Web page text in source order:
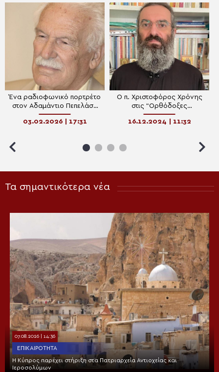
Ένα ραδιοφωνικό πορτρέτο
στον Αδαμάντιο Πεπελάση
απόψε στο Pemptousia FM
03.02.2026 | 17:31
Ο π. Χριστοφόρος Χρόνης
στις “Ορθόδοξες
Διαδρομές”
16.12.2024 | 11:32
Τα σημαντικότερα νέα
07.08.2026 | 14:36
ΕΠΙΚΑΙΡΌΤΗΤΑ
Η Κύπρος παρέχει στήριξη στα Πατριαρχεία Αντιοχείας και
Ιεροσολύμων